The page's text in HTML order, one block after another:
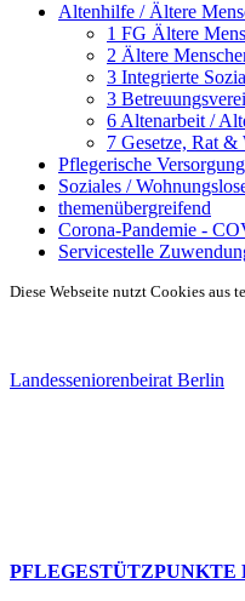
Altenhilfe / Ältere
1 FG Ältere
2 Ältere
3 Integrierte
3
6 Altenarbeit /
7 Gesetze, Rat &
Pflegerische Versorgung
Soziales /
themenübergreifend
Corona-Pandemie -
Servicestelle
Diese Webseite nutzt Cookies aus
Landesseniorenbeirat Berlin
PFLEGESTÜTZPUNKTE